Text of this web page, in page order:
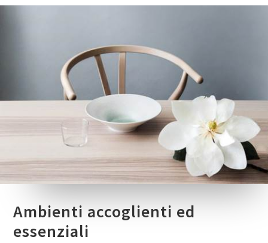
Ambienti accoglienti ed
essenziali